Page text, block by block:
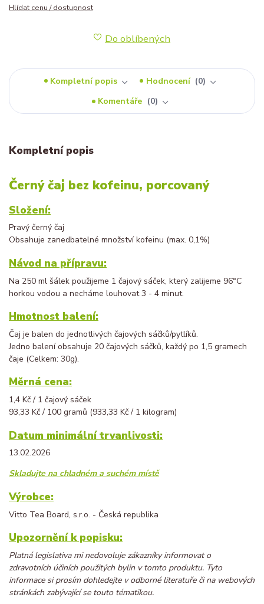
Hlídat cenu / dostupnost
Do oblíbených
Kompletní popis Hodnocení
0
Komentáře
0
Kompletní popis
Černý čaj bez kofeinu, porcovaný
Složení:
Pravý černý čaj
Obsahuje zanedbatelné množství kofeinu (max. 0,1%)
Návod na přípravu:
Na 250 ml šálek použijeme 1 čajový sáček, který zalijeme 96°C
horkou vodou a necháme louhovat 3 - 4 minut.
Hmotnost balení:
Čaj je balen do jednotlivých čajových sáčků/pytlíků.
Jedno balení obsahuje 20 čajových sáčků, každý po 1,5 gramech
čaje (Celkem: 30g).
Měrná cena:
1,4 Kč / 1 čajový sáček
93,33 Kč / 100 gramů (933,33 Kč / 1 kilogram)
Datum minimální trvanlivosti:
13.02.2026
Skladujte na chladném a suchém místě
Výrobce:
Vitto Tea Board, s.r.o. - Česká republika
Upozornění k popisku:
Platná legislativa mi nedovoluje zákazníky informovat o
zdravotních účiních použitých bylin v tomto produktu. Tyto
informace si prosím dohledejte v odborné literatuře či na webových
stránkách zabývající se touto tématikou.